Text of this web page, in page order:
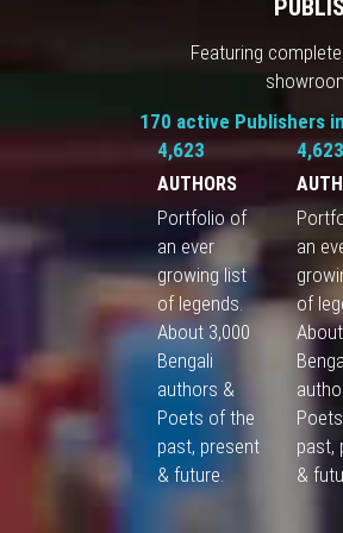
Featuring
170 active Publishers
4,623
AUTHORS
Portfolio of
an ever
growing list
of legends.
About 3,000
Bengali
authors &
Poets of the
past, present
& future.
4,623
an
of
past,
&